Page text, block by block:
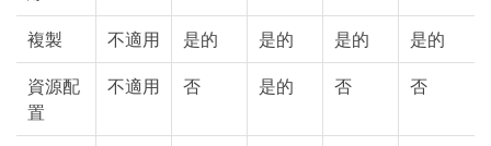
複製 不適用 是的 是的 是的 是的
資源配
置
不適用 否 是的 否 否